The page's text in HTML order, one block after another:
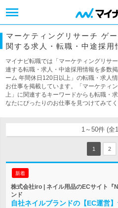
マーケティングリサーチ ゲ
関する求人・転職・中途採用
マイナビ転職では「マーケティングリサ
連する転職・求人・中途採用情報を多数
ーム 年間休日120日以上」の転職・求人
お仕事を掲載しています。「マーケティ
上」に関連するキーワードからも転職・
なたにぴったりのお仕事を見つけてみて
1～50件 (全
1 2
新着
株式会社iro | ネイル用品のECサイト
ンド
自社ネイルブランドの【EC運営